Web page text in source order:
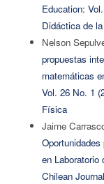
Education:
Didáctica de
Nelson
propuestas
matemáticas
Vol. 26 No. 1
Física
Jaime
en Laboratorio
Chilean